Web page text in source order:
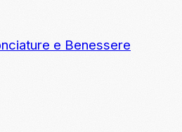
e Benessere